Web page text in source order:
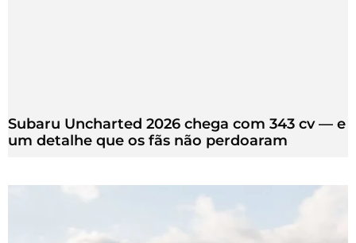
Subaru Uncharted 2026 chega com 343 cv — e
um detalhe que os fãs não perdoaram